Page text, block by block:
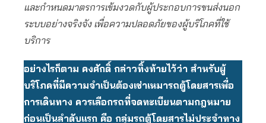
และกำหนดมาตรการเข้มงวดกับผู้ประกอบการขนส่งนอก
ระบบอย่างจริงจัง เพื่อความปลอดภัยของผู้บริโภคที่ใช้
บริการ
อย่างไรก็ตาม คงศักดิ์ กล่าวทิ้งท้ายไว้ว่า สำหรับผู้
บริโภคที่มีความจำเป็นต้องเช่าเหมารถตู้โดยสารเพื่อ
การเดินทาง ควรเลือกรถที่จดทะเบียนตามกฎหมาย
ก่อนเป็นลำดับแรก คือ กลุ่มรถตู้โดยสารไม่ประจำทาง